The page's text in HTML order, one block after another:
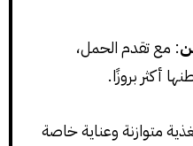
: مع تقدم الحمل،
أكثر بروزًا.
متوازنة وعناية خاصة